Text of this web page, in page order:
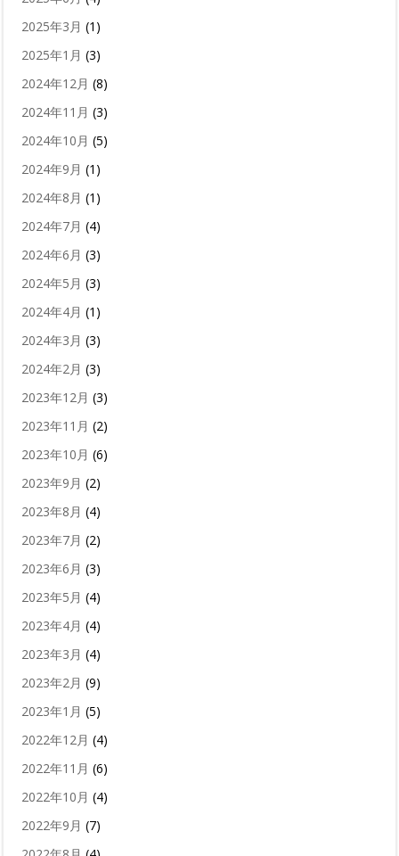
2025年3月 (1)
2025年1月 (3)
2024年12月 (8)
2024年11月 (3)
2024年10月 (5)
2024年9月 (1)
2024年8月 (1)
2024年7月 (4)
2024年6月 (3)
2024年5月 (3)
2024年4月 (1)
2024年3月 (3)
2024年2月 (3)
2023年12月 (3)
2023年11月 (2)
2023年10月 (6)
2023年9月 (2)
2023年8月 (4)
2023年7月 (2)
2023年6月 (3)
2023年5月 (4)
2023年4月 (4)
2023年3月 (4)
2023年2月 (9)
2023年1月 (5)
2022年12月 (4)
2022年11月 (6)
2022年10月 (4)
2022年9月 (7)